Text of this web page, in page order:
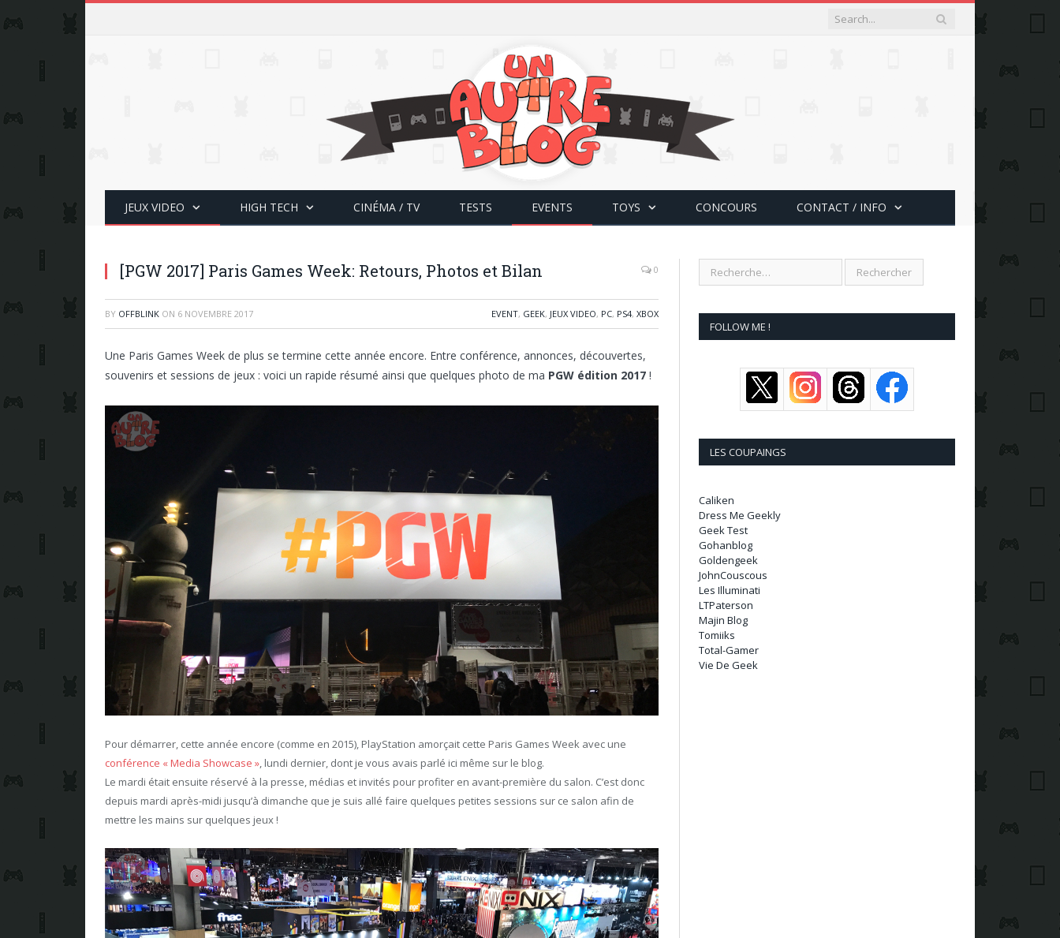
JEUX VIDEO HIGH TECH CINÉMA / TV TESTS EVENTS TOYS CONCOURS CONTACT / INFO
[PGW 2017] Paris Games Week: Retours, Photos et Bilan 0
BY OFFBLINK ON 6 NOVEMBRE 2017 EVENT, GEEK, JEUX VIDEO, PC, PS4, XBOX
Une Paris Games Week de plus se termine cette année encore. Entre conférence, annonces, découvertes,
souvenirs et sessions de jeux : voici un rapide résumé ainsi que quelques photo de ma PGW édition 2017 !
Pour démarrer, cette année encore (comme en 2015), PlayStation amorçait cette Paris Games Week avec une
conférence « Media Showcase », lundi dernier, dont je vous avais parlé ici même sur le blog.
Le mardi était ensuite réservé à la presse, médias et invités pour profiter en avant-première du salon. C’est donc
depuis mardi après-midi jusqu’à dimanche que je suis allé faire quelques petites sessions sur ce salon afin de
mettre les mains sur quelques jeux !
FOLLOW ME !
LES COUPAINGS
Caliken
Dress Me Geekly
Geek Test
Gohanblog
Goldengeek
JohnCouscous
Les Illuminati
LTPaterson
Majin Blog
Tomiiks
Total-Gamer
Vie De Geek